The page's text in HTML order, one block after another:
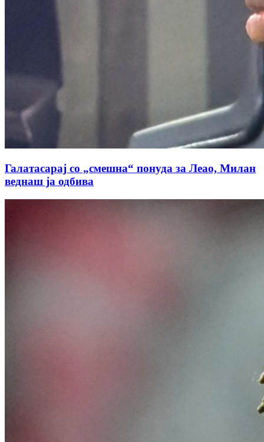
Галатасарај со „смешна“ понуда за Леао, Милан
веднаш ја одбива